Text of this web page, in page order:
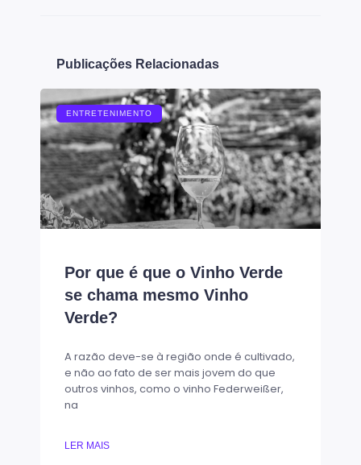
Publicações Relacionadas
ENTRETENIMENTO
Por que é que o Vinho Verde
se chama mesmo Vinho
Verde?
A razão deve-se à região onde é cultivado,
e não ao fato de ser mais jovem do que
outros vinhos, como o vinho Federweißer,
na
LER MAIS